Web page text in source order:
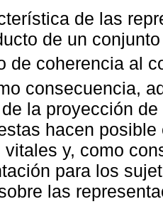
de las
de un
de coherencia al
consecuencia,
la proyección
hacen
vitales y, como
para los
las